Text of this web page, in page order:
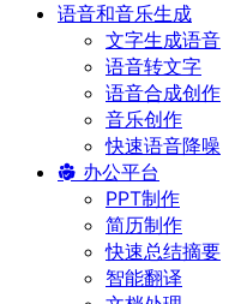
语音和音乐生成
文字生成语音
语音转文字
语音合成创作
音乐创作
快速语音降噪
办公平台
PPT制作
简历制作
快速总结摘要
智能翻译